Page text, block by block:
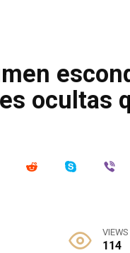
ocultas
VIEWS
114